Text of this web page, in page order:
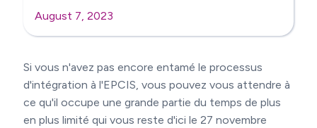
August 7, 2023
Si vous n'avez pas encore entamé le processus
d'intégration à l'EPCIS, vous pouvez vous attendre à
ce qu'il occupe une grande partie du temps de plus
en plus limité qui vous reste d'ici le 27 novembre